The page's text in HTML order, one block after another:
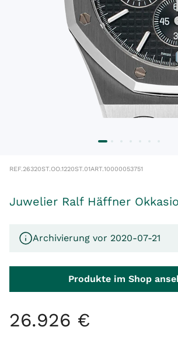
REF.26320ST.OO.1220ST.01ART.10000053751
Juwelier Ralf Häffner
Archivierung vor 2020-07-21
Produkte im Shop
26.926 €